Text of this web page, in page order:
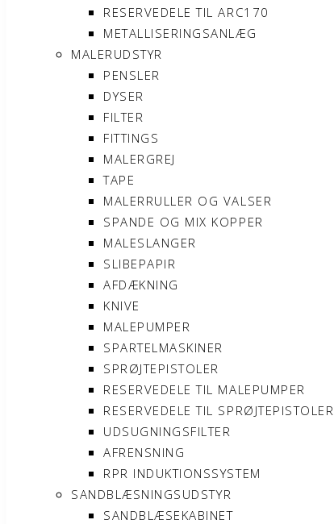
RESERVEDELE TIL ARC170
METALLISERINGSANLÆG
MALERUDSTYR
PENSLER
DYSER
FILTER
FITTINGS
MALERGREJ
TAPE
MALERRULLER OG VALSER
SPANDE OG MIX KOPPER
MALESLANGER
SLIBEPAPIR
AFDÆKNING
KNIVE
MALEPUMPER
SPARTELMASKINER
SPRØJTEPISTOLER
RESERVEDELE TIL MALEPUMPER
RESERVEDELE TIL SPRØJTEPISTOLER
UDSUGNINGSFILTER
AFRENSNING
RPR INDUKTIONSSYSTEM
SANDBLÆSNINGSUDSTYR
SANDBLÆSEKABINET